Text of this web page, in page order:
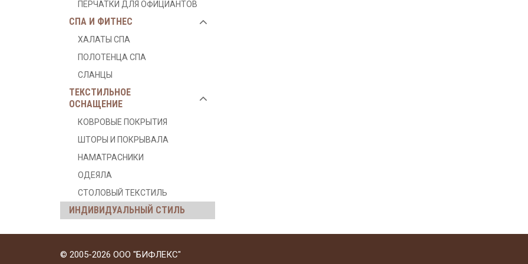
ПЕРЧАТКИ ДЛЯ ОФИЦИАНТОВ
СПА И ФИТНЕС
ХАЛАТЫ СПА
ПОЛОТЕНЦА СПА
СЛАНЦЫ
ТЕКСТИЛЬНОЕ
ОСНАЩЕНИЕ
КОВРОВЫЕ ПОКРЫТИЯ
ШТОРЫ И ПОКРЫВАЛА
НАМАТРАСНИКИ
ОДЕЯЛА
СТОЛОВЫЙ ТЕКСТИЛЬ
ИНДИВИДУАЛЬНЫЙ СТИЛЬ
© 2005-2026 ООО "БИФЛЕКС"